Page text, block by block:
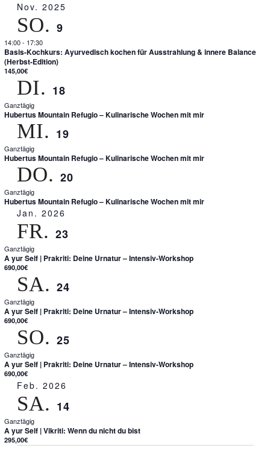
Nov. 2025
SO. 9
14:00- 17:30
Basis-Kochkurs: Ayurvedisch kochen für Ausstrahlung & innere Balance
(Herbst-Edition)
145,00€
DI. 18
Ganztägig
Hubertus Mountain Refugio – Kulinarische Wochen mit mir
MI. 19
Ganztägig
Hubertus Mountain Refugio – Kulinarische Wochen mit mir
DO. 20
Ganztägig
Hubertus Mountain Refugio – Kulinarische Wochen mit mir
Jan. 2026
FR. 23
Ganztägig
A yur Self | Prakriti: Deine Urnatur – Intensiv-Workshop
690,00€
SA. 24
Ganztägig
A yur Self | Prakriti: Deine Urnatur – Intensiv-Workshop
690,00€
SO. 25
Ganztägig
A yur Self | Prakriti: Deine Urnatur – Intensiv-Workshop
690,00€
Feb. 2026
SA. 14
Ganztägig
A yur Self | Vikriti: Wenn du nicht du bist
295,00€